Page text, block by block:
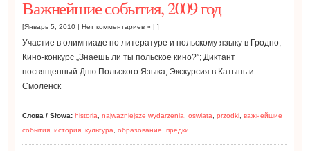
Важнейшие события, 2009 год
[Январь 5, 2010 |Нет комментариев » | ]
Участие в олимпиаде по литературе и польскому языку в Гродно;
Кино-конкурс „Знаешь ли ты польское кино?”; Диктант
посвященный Дню Польского Языка; Экскурсия в Катынь и
Смоленск
Слова / Słowa: historia ,najważniejsze wydarzenia ,oswiata ,przodki ,важнейшие
события ,история ,культура ,образование ,предки